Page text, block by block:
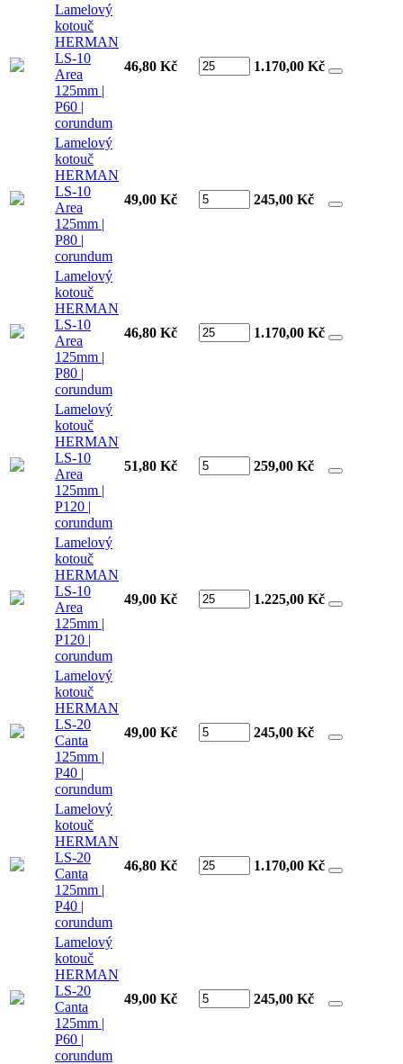
Lamelový
kotouč
HERMAN
LS-10
Area
125mm |
P60 |
corundum
46,80 Kč 1.170,00 Kč
Lamelový
kotouč
HERMAN
LS-10
Area
125mm |
P80 |
corundum
49,00 Kč 245,00 Kč
Lamelový
kotouč
HERMAN
LS-10
Area
125mm |
P80 |
corundum
46,80 Kč 1.170,00 Kč
Lamelový
kotouč
HERMAN
LS-10
Area
125mm |
P120 |
corundum
51,80 Kč 259,00 Kč
Lamelový
kotouč
HERMAN
LS-10
Area
125mm |
P120 |
corundum
49,00 Kč 1.225,00 Kč
Lamelový
kotouč
HERMAN
LS-20
Canta
125mm |
P40 |
corundum
49,00 Kč 245,00 Kč
Lamelový
kotouč
HERMAN
LS-20
Canta
125mm |
P40 |
corundum
46,80 Kč 1.170,00 Kč
Lamelový
kotouč
HERMAN
LS-20
Canta
125mm |
P60 |
corundum
49,00 Kč 245,00 Kč